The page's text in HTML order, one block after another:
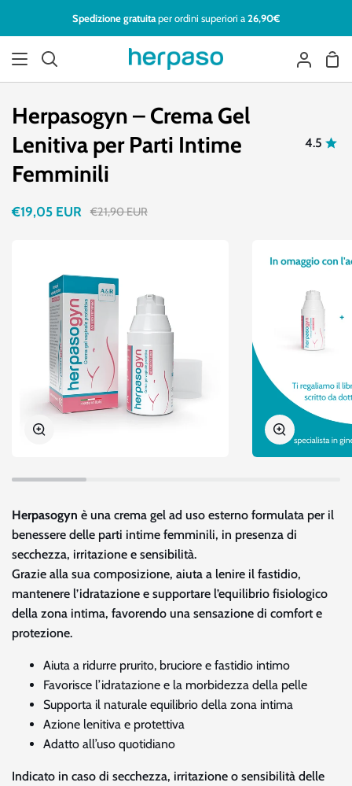
contenuto
Spedizione gratuitaper ordini superiori a26,90€
Cerca
Il
mio
Herpasogyn – Crema Gel
Lenitiva per Parti Intime
Femminili
4.5
€19,05 EUR €21,90 EUR
Herpasogyn è una crema gel ad uso esterno formulata per il
benessere delle parti intime femminili, in presenza di
secchezza, irritazione e sensibilità.
Grazie alla sua composizione, aiuta a lenire il fastidio,
mantenere l’idratazione e supportare l’equilibrio fisiologico
della zona intima, favorendo una sensazione di comfort e
protezione.
Aiuta a ridurre prurito, bruciore e fastidio intimo
Favorisce l’idratazione e la morbidezza della pelle
Supporta il naturale equilibrio della zona intima
Azione lenitiva e protettiva
Adatto all’uso quotidiano
Indicato in caso di secchezza, irritazione o sensibilità delle